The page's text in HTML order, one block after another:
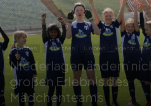
Mädchen E-Mädchen Junioren
Niederlagen ändern
großen Erlebnis des
Mädchenteams